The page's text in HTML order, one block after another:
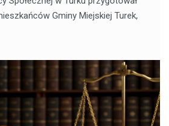
Gminy Miejskiej Turek,